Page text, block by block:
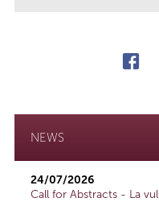
NEWS
24/07/2026
Call for Abstracts - La